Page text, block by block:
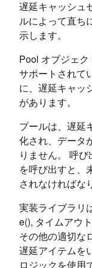
遅延キャッシュ
ルによって直ち
示します。
Pool オブジェ
サポートされて
に、遅延キャッ
があります。
プールは、遅延
化され、データ
りません。 呼
を呼び出すと、
されなければな
実装ライブラリ
e(), タイムアウ
その他の適切な
遅延アイテムを
ロジックを使用